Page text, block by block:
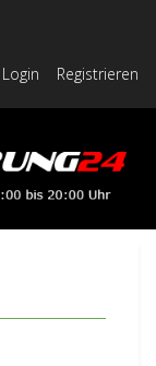
Login Registrieren